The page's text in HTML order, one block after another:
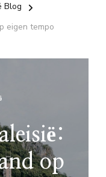
Blog
eigen tempo
op